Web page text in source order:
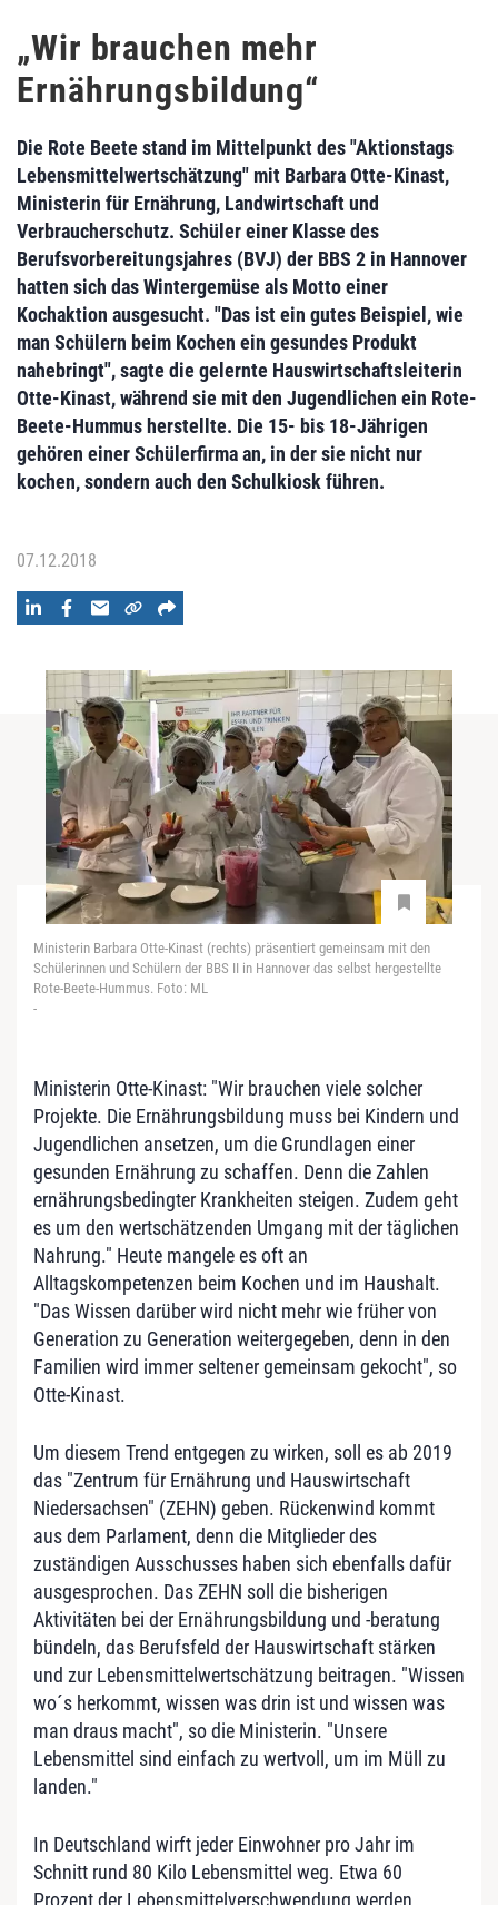
„Wir brauchen mehr
Ernährungsbildung“
Die Rote Beete stand im Mittelpunkt des "Aktionstags
Lebensmittelwertschätzung" mit Barbara Otte-Kinast,
Ministerin für Ernährung, Landwirtschaft und
Verbraucherschutz. Schüler einer Klasse des
Berufsvorbereitungsjahres (BVJ) der BBS 2 in Hannover
hatten sich das Wintergemüse als Motto einer
Kochaktion ausgesucht. "Das ist ein gutes Beispiel, wie
man Schülern beim Kochen ein gesundes Produkt
nahebringt", sagte die gelernte Hauswirtschaftsleiterin
Otte-Kinast, während sie mit den Jugendlichen ein Rote-
Beete-Hummus herstellte. Die 15- bis 18-Jährigen
gehören einer Schülerfirma an, in der sie nicht nur
kochen, sondern auch den Schulkiosk führen.
07.12.2018
Ministerin Barbara Otte-Kinast (rechts) präsentiert gemeinsam mit den
Schülerinnen und Schülern der BBS II in Hannover das selbst hergestellte
Rote-Beete-Hummus. Foto: ML
-
Ministerin Otte-Kinast: "Wir brauchen viele solcher
Projekte. Die Ernährungsbildung muss bei Kindern und
Jugendlichen ansetzen, um die Grundlagen einer
gesunden Ernährung zu schaffen. Denn die Zahlen
ernährungsbedingter Krankheiten steigen. Zudem geht
es um den wertschätzenden Umgang mit der täglichen
Nahrung." Heute mangele es oft an
Alltagskompetenzen beim Kochen und im Haushalt.
"Das Wissen darüber wird nicht mehr wie früher von
Generation zu Generation weitergegeben, denn in den
Familien wird immer seltener gemeinsam gekocht", so
Otte-Kinast.
Um diesem Trend entgegen zu wirken, soll es ab 2019
das "Zentrum für Ernährung und Hauswirtschaft
Niedersachsen" (ZEHN) geben. Rückenwind kommt
aus dem Parlament, denn die Mitglieder des
zuständigen Ausschusses haben sich ebenfalls dafür
ausgesprochen. Das ZEHN soll die bisherigen
Aktivitäten bei der Ernährungsbildung und -beratung
bündeln, das Berufsfeld der Hauswirtschaft stärken
und zur Lebensmittelwertschätzung beitragen. "Wissen
wo´s herkommt, wissen was drin ist und wissen was
man draus macht", so die Ministerin. "Unsere
Lebensmittel sind einfach zu wertvoll, um im Müll zu
landen."
In Deutschland wirft jeder Einwohner pro Jahr im
Schnitt rund 80 Kilo Lebensmittel weg. Etwa 60
Prozent der Lebensmittelverschwendung werden